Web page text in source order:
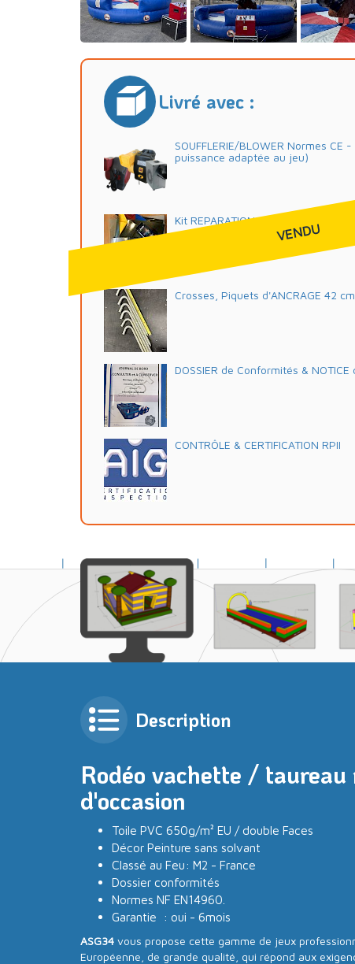
VENDU
Livré avec :
SOUFFLERIE/BLOWER Normes
puissance adaptée au jeu)
Kit REPARATIONS Structures
Crosses, Piquets d'ANCRAGE 42 cm
DOSSIER de Conformités &
CONTRÔLE & CERTIFICATION RPII
Description
Rodéo vachette / taureau
d'occasion
Toile PVC 650g/m² EU / double Faces
Décor Peinture sans solvant
Classé au Feu: M2 - France
Dossier conformités
Normes NF EN14960.
Garantie : oui - 6mois
ASG34 vous propose cette gamme de jeux
Européenne, de grande qualité, qui répond aux